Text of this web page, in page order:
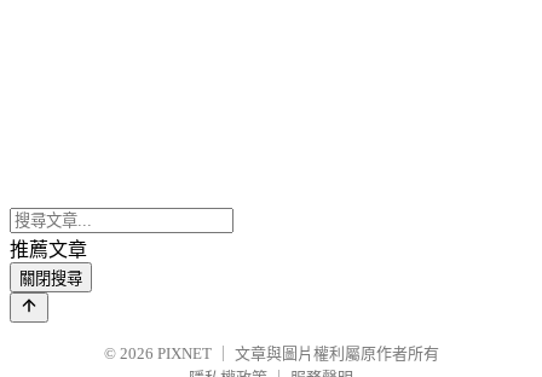
推薦文章
關閉搜尋
© 2026 PIXNET
文章與圖片權利屬原作者所有